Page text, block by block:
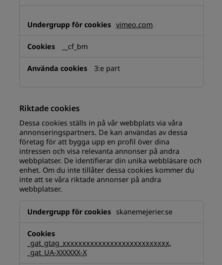
vimeo.com
__cf_bm
3:e part
Riktade cookies
Dessa cookies ställs in på vår webbplats via våra
annonseringspartners. De kan användas av dessa
företag för att bygga upp en profil över dina
intressen och visa relevanta annonser på andra
webbplatser. De identifierar din unika webbläsare och
enhet. Om du inte tillåter dessa cookies kommer du
inte att se våra riktade annonser på andra
webbplatser.
Riktade
cookies
skanemejerier.se
_gat_gtag_xxxxxxxxxxxxxxxxxxxxxxxxxxx,
_gat_UA-XXXXXX-X